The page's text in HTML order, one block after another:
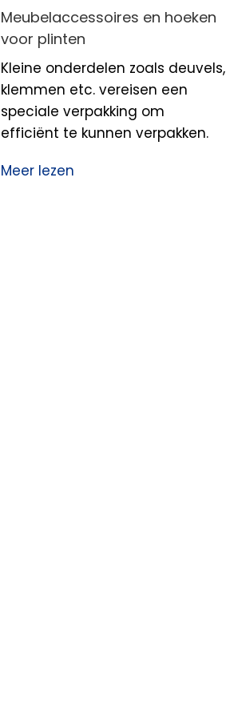
Meubelaccessoires en hoeken
voor plinten
Kleine onderdelen zoals deuvels,
klemmen etc. vereisen een
speciale verpakking om
efficiënt te kunnen verpakken.
Meer lezen